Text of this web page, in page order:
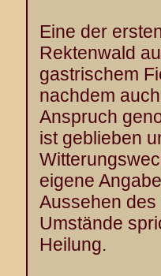
Eine der
Rektenwald
gastrischem
nachdem
Anspruch
ist geblieben
eigene
Aussehen
Umstände
Heilung.